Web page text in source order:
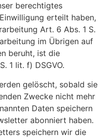
berechtigtes
erteilt haben,
Art. 6 Abs. 1 S.
im Übrigen auf
beruht, ist die
1 lit. f) DSGVO.
gelöscht, sobald sie
Zwecke nicht mehr
Daten speichern
abonniert haben.
speichern wir die